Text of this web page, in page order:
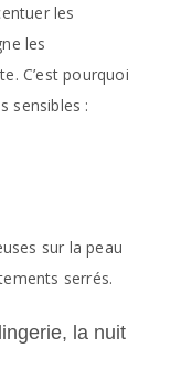
les
les
C’est pourquoi
sensibles :
sur la peau
serrés.
la nuit